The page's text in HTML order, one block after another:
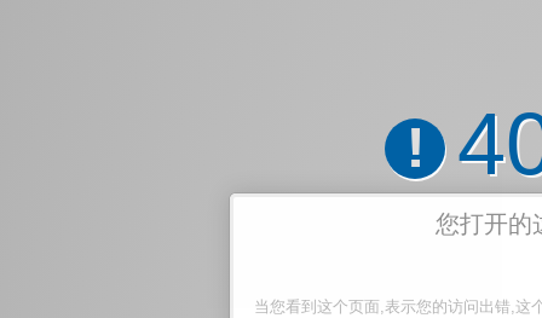
!
您打开的
当您看到这个页面,表示您的访问出错,这